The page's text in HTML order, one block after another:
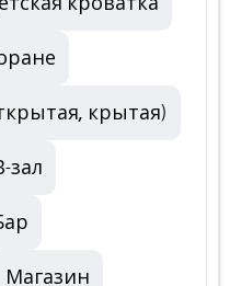
крытая)
зал
Магазин